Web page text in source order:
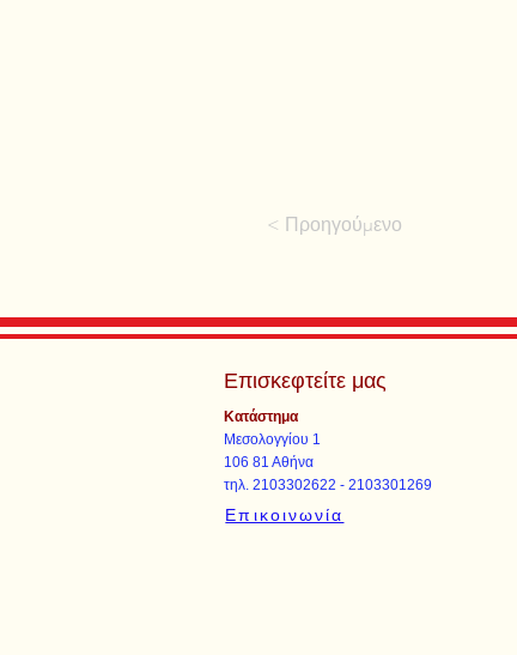
< Προηγούμενο
Επισκεφτείτε μας
Κατάστημα
Μεσολογγίου 1
106 81 Αθήνα
τηλ. 2103302622 - 2103301269
Επικοινωνία